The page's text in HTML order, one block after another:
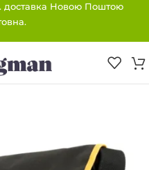
доставка Новою Поштою